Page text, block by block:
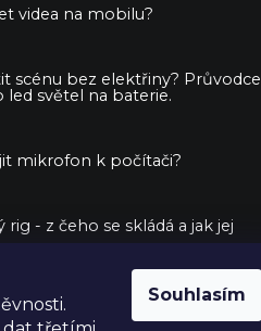
Souhlasím
videa na mobilu?
scénu bez elektřiny? Průvodce
led světel na baterie.
mikrofon k počítači?
rig - z čeho se skládá a jak jej